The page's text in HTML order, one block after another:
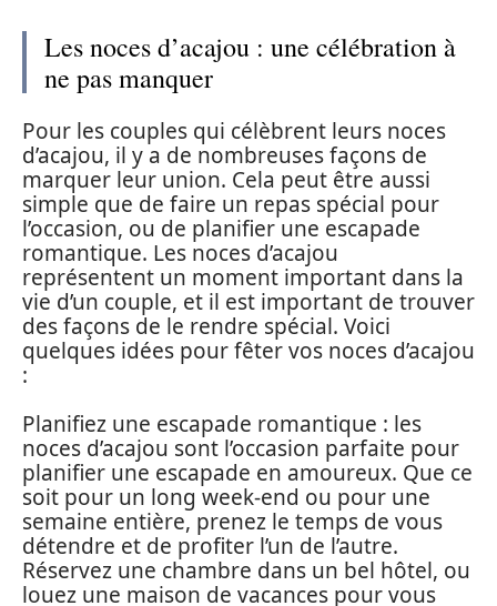
Les noces d’acajou : une célébration à
ne pas manquer
Pour les couples qui célèbrent leurs noces
d’acajou, il y a de nombreuses façons de
marquer leur union. Cela peut être aussi
simple que de faire un repas spécial pour
l’occasion, ou de planifier une escapade
romantique. Les noces d’acajou
représentent un moment important dans la
vie d’un couple, et il est important de trouver
des façons de le rendre spécial. Voici
quelques idées pour fêter vos noces d’acajou
:
Planifiez une escapade romantique : les
noces d’acajou sont l’occasion parfaite pour
planifier une escapade en amoureux. Que ce
soit pour un long week-end ou pour une
semaine entière, prenez le temps de vous
détendre et de profiter l’un de l’autre.
Réservez une chambre dans un bel hôtel, ou
louez une maison de vacances pour vous